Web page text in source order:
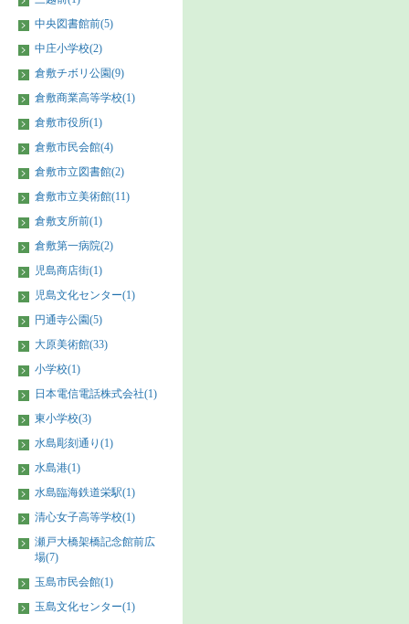
中央図書館前(5)
中庄小学校(2)
倉敷チボリ公園(9)
倉敷商業高等学校(1)
倉敷市役所(1)
倉敷市民会館(4)
倉敷市立図書館(2)
倉敷市立美術館(11)
倉敷支所前(1)
倉敷第一病院(2)
児島商店街(1)
児島文化センター(1)
円通寺公園(5)
大原美術館(33)
小学校(1)
日本電信電話株式会社(1)
東小学校(3)
水島彫刻通り(1)
水島港(1)
水島臨海鉄道栄駅(1)
清心女子高等学校(1)
瀬戸大橋架橋記念館前広
場(7)
玉島市民会館(1)
玉島文化センター(1)